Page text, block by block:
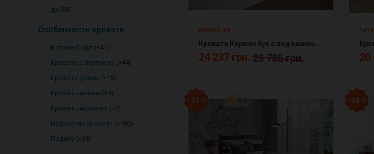
да 38
Особенности кровати
В стиле Лофт +41
Кровать с бортиком +44
Кровать-домик +15
Кровать-манеж +9
Кровать-машинка +2
Недорогие кровати +180
Подиум +38
060922-49
24 237 грн. 28 785 грн. 20
- 21 % 5/5 - 14 %